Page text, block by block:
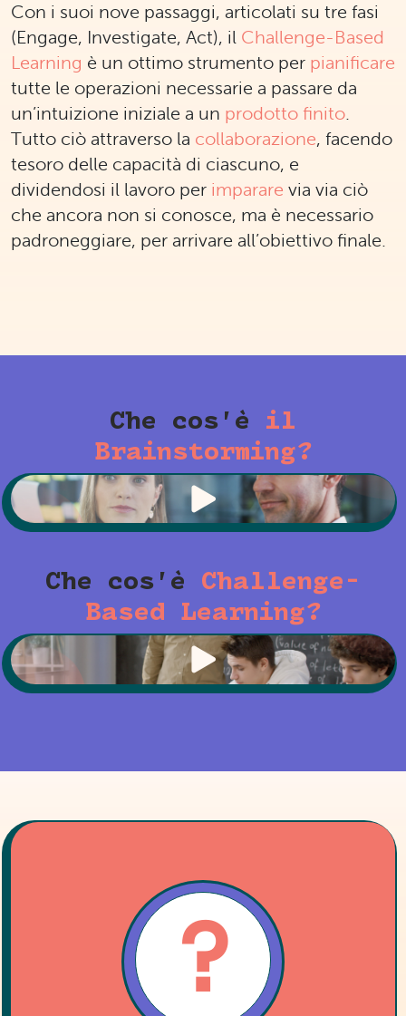
Con i suoi nove passaggi, articolati su tre fasi
(Engage, Investigate, Act), il Challenge-Based
Learning è un ottimo strumento per pianificare
tutte le operazioni necessarie a passare da
un’intuizione iniziale a un prodotto finito.
Tutto ciò attraverso la collaborazione, facendo
tesoro delle capacità di ciascuno, e
dividendosi il lavoro per imparare via via ciò
che ancora non si conosce, ma è necessario
padroneggiare, per arrivare all’obiettivo finale.
Che cos’è il
Brainstorming?
Che cos’è Challenge-
Based Learning?
?